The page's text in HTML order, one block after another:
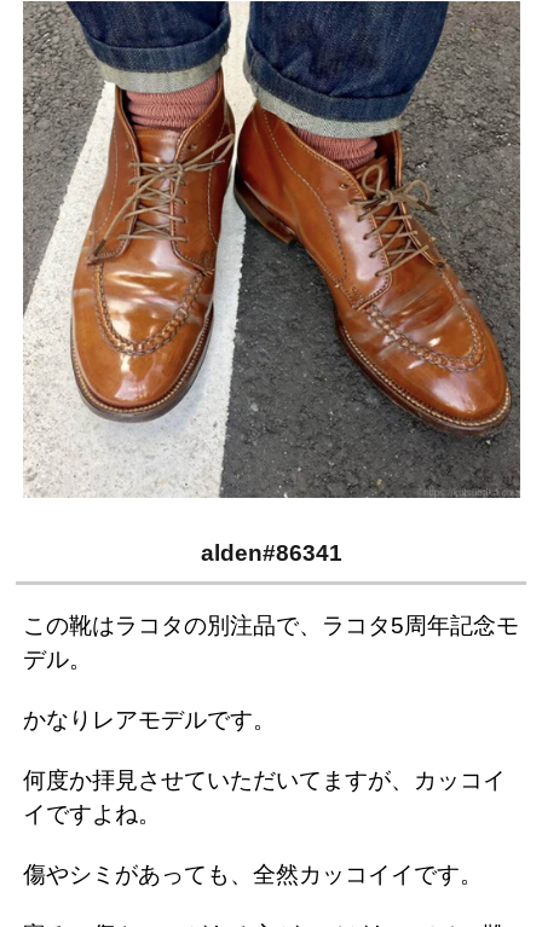
alden#86341
この靴はラコタの別注品で、ラコタ5周年記念モ
デル。
かなりレアモデルです。
何度か拝見させていただいてますが、カッコイ
イですよね。
傷やシミがあっても、全然カッコイイです。